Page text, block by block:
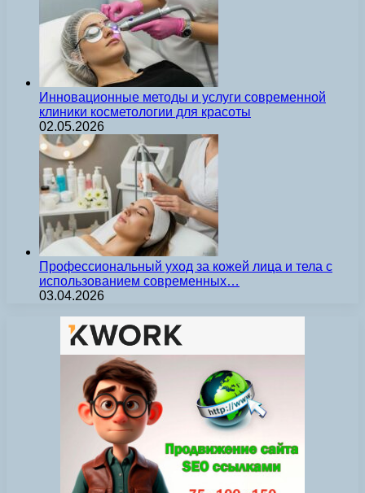
Инновационные методы и услуги современной
клиники косметологии для красоты
02.05.2026
Профессиональный уход за кожей лица и тела с
использованием современных…
03.04.2026